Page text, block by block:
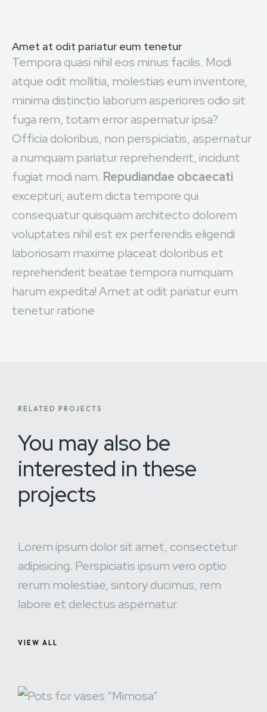
Amet at odit pariatur eum tenetur
Tempora quasi nihil eos minus facilis. Modi
atque odit mollitia, molestias eum inventore,
minima distinctio laborum asperiores odio sit
fuga rem, totam error aspernatur ipsa?
Officia doloribus, non perspiciatis, aspernatur
a numquam pariatur reprehenderit, incidunt
fugiat modi nam. Repudiandae obcaecati
excepturi, autem dicta tempore qui
consequatur quisquam architecto dolorem
voluptates nihil est ex perferendis eligendi
laboriosam maxime placeat doloribus et
reprehenderit beatae tempora numquam
harum expedita! Amet at odit pariatur eum
tenetur ratione
RELATED PROJECTS
You may also be
interested in these
projects
Lorem ipsum dolor sit amet, consectetur
adipisicing. Perspiciatis ipsum vero optio
rerum molestiae, sintory ducimus, rem
labore et delectus aspernatur.
VIEW ALL